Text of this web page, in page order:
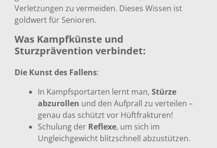
Verletzungen zu vermeiden. Dieses Wissen ist
goldwert für Senioren.
Was Kampfkünste und
Sturzprävention verbindet:
Die Kunst des Fallens:
In Kampfsportarten lernt man, Stürze
abzurollen und den Aufprall zu verteilen –
genau das schützt vor Hüftfrakturen!
Schulung der Reflexe, um sich im
Ungleichgewicht blitzschnell abzustützen.